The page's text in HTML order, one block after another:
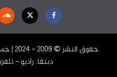
Facebook
Twitter
حقوق
دبنقا: راديو -